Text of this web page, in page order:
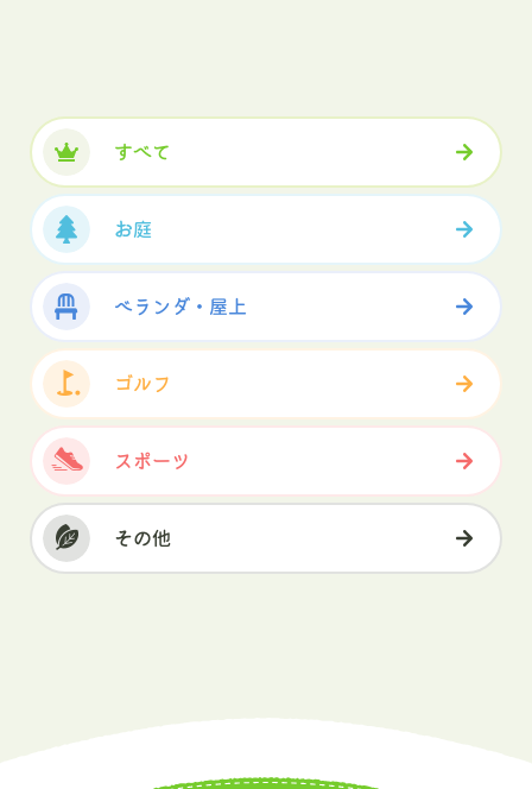
すべて
お庭
ベランダ・屋上
ゴルフ
スポーツ
その他